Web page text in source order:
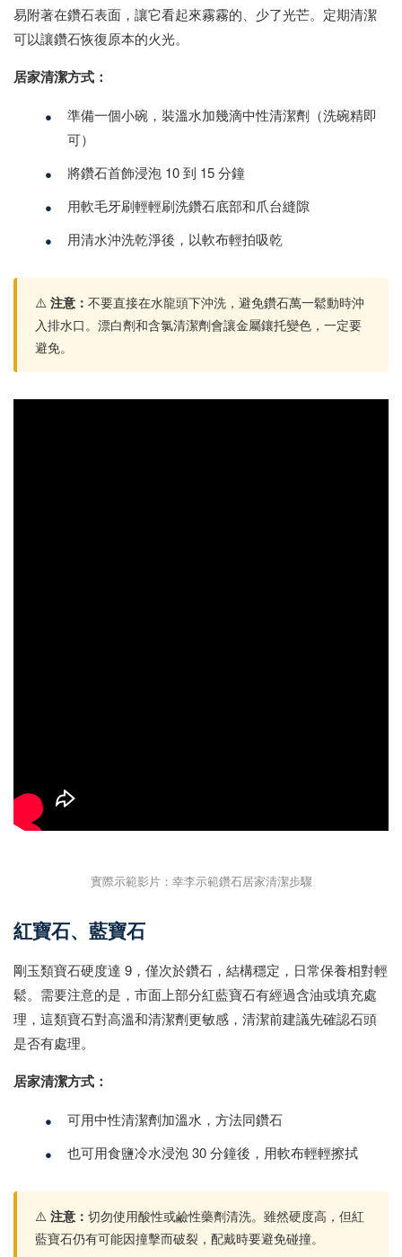
易附著在鑽石表面，讓它看起來霧霧的、少了光芒。定期清潔
可以讓鑽石恢復原本的火光。
居家清潔方式：
•
準備一個小碗，裝溫水加幾滴中性清潔劑（洗碗精即
可）
• 將鑽石首飾浸泡 10 到 15 分鐘
• 用軟毛牙刷輕輕刷洗鑽石底部和爪台縫隙
• 用清水沖洗乾淨後，以軟布輕拍吸乾
⚠️ 注意： 不要直接在水龍頭下沖洗，避免鑽石萬一鬆動時沖
入排水口。漂白劑和含氯清潔劑會讓金屬鑲托變色，一定要
避免。
實際示範影片：幸李示範鑽石居家清潔步驟
紅寶石、藍寶石
剛玉類寶石硬度達 9，僅次於鑽石，結構穩定，日常保養相對輕
鬆。需要注意的是，市面上部分紅藍寶石有經過含油或填充處
理，這類寶石對高溫和清潔劑更敏感，清潔前建議先確認石頭
是否有處理。
居家清潔方式：
• 可用中性清潔劑加溫水，方法同鑽石
• 也可用食鹽冷水浸泡 30 分鐘後，用軟布輕輕擦拭
⚠️ 注意： 切勿使用酸性或鹼性藥劑清洗。雖然硬度高，但紅
藍寶石仍有可能因撞擊而破裂，配戴時要避免碰撞。